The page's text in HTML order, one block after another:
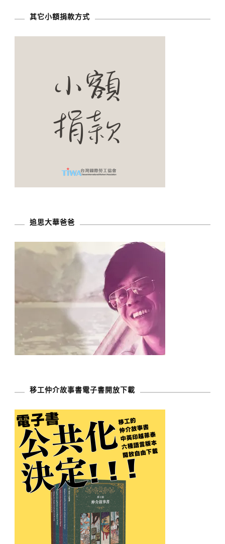
其它小額捐款方式
追思大華爸爸
移工仲介故事書電子書開放下載